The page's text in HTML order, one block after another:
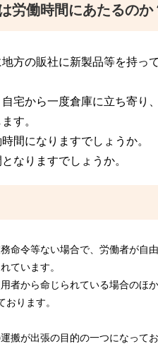
労働時間にあたるのか
方の販社に新製品等を持っ
宅から一度倉庫に立ち寄り
す。
間になりますでしょうか。
なりますでしょうか。
命令等ない場合で、労働者が自
ています。
者から命じられている場合のほ
ります。
搬が出張の目的の一つになって